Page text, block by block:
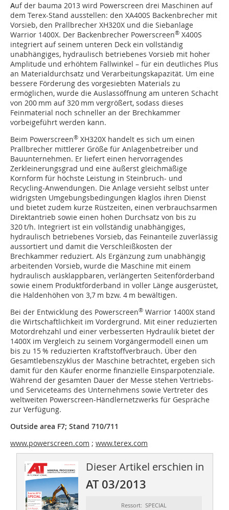
Auf der bauma 2013 wird Powerscreen drei Maschinen auf
dem Terex-Stand ausstellen: den XA400S Backenbrecher mit
Vorsieb, den Prallbrecher XH320X und die Siebanlage
Warrior 1400X. Der Backenbrecher Powerscreen® X400S
integriert auf seinem unteren Deck ein vollständig
unabhängiges, hydraulisch betriebenes Vorsieb mit hoher
Amplitude und erhöhtem Fallwinkel – für ein deutliches Plus
an Materialdurchsatz und Verarbeitungskapazität. Um eine
bessere Förderung des vorgesiebten Materials zu
ermöglichen, wurde die Auslassöffnung am unteren Schacht
von 200 mm auf 320 mm vergrößert, sodass dieses
Feinmaterial noch schneller an der Brechkammer
vorbeigeführt werden kann.
Beim Powerscreen® XH320X handelt es sich um einen
Prallbrecher mittlerer Größe für Anlagenbetreiber und
Bauunternehmen. Er liefert einen hervorragendes
Zerkleinerungsgrad und eine äußerst gleichmäßige
Kornform für höchste Leistung in Steinbruch- und
Recycling-Anwendungen. Die Anlage versieht selbst unter
widrigsten Umgebungsbedingungen klaglos ihren Dienst
und bietet zudem kurze Rüstzeiten, einen verbrauchsarmen
Direktantrieb sowie einen hohen Durchsatz von bis zu
320 t/h. Integriert ist ein vollständig unabhängiges,
hydraulisch betriebenes Vorsieb, das Feinanteile zuverlässig
aussortiert und damit die Verschleißkosten der
Brechkammer reduziert. Als Ergänzung zum unabhängig
arbeitenden Vorsieb, wurde die Maschine mit einem
hydraulisch ausklappbaren, verlängerten Seitenförderband
sowie einem Produktförderband in voller Länge ausgerüstet,
die Haldenhöhen von 3,7 m bzw. 4 m bewältigen.
Bei der Entwicklung des Powerscreen® Warrior 1400X stand
die Wirtschaftlichkeit im Vordergrund. Mit einer reduzierten
Motordrehzahl und einer verbesserten Hydraulik bietet der
1400X im Vergleich zu seinem Vorgängermodell einen um
bis zu 15 % reduzierten Kraftstoffverbrauch. Über den
Gesamtlebenszyklus der Maschine betrachtet, ergeben sich
damit für den Käufer enorme finanzielle Einsparpotenziale.
Während der gesamten Dauer der Messe stehen Vertriebs-
und Serviceteams des Unternehmens sowie Vertreter des
weltweiten Powerscreen-Händlernetzwerks für Gespräche
zur Verfügung.
Outside area F7; Stand 710/711
www.powerscreen.com ; www.terex.com
Dieser Artikel erschien in
AT 03/2013
Ressort: SPECIAL